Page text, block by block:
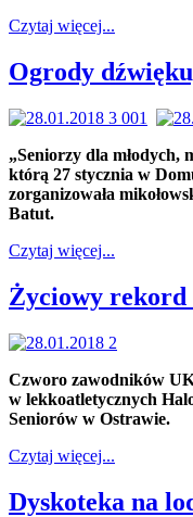
Czytaj więcej...
Ogrody
„Seniorzy dla młodych,
którą 27 stycznia w
zorganizowała
Batut.
Czytaj więcej...
Życiowy rekord
Czworo zawodników
w lekkoatletycznych
Seniorów w Ostrawie.
Czytaj więcej...
Dyskoteka na